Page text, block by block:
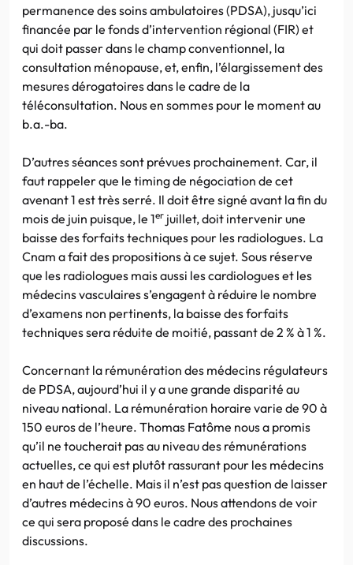
permanence des soins ambulatoires (PDSA), jusqu’ici
financée par le fonds d’intervention régional (FIR) et
qui doit passer dans le champ conventionnel, la
consultation ménopause, et, enfin, l’élargissement des
mesures dérogatoires dans le cadre de la
téléconsultation. Nous en sommes pour le moment au
b.a.-ba.
D’autres séances sont prévues prochainement. Car, il
faut rappeler que le timing de négociation de cet
avenant 1 est très serré. Il doit être signé avant la fin du
mois de juin puisque, le 1er juillet, doit intervenir une
baisse des forfaits techniques pour les radiologues. La
Cnam a fait des propositions à ce sujet. Sous réserve
que les radiologues mais aussi les cardiologues et les
médecins vasculaires s’engagent à réduire le nombre
d’examens non pertinents, la baisse des forfaits
techniques sera réduite de moitié, passant de 2 % à 1 %.
Concernant la rémunération des médecins régulateurs
de PDSA, aujourd’hui il y a une grande disparité au
niveau national. La rémunération horaire varie de 90 à
150 euros de l’heure. Thomas Fatôme nous a promis
qu’il ne toucherait pas au niveau des rémunérations
actuelles, ce qui est plutôt rassurant pour les médecins
en haut de l’échelle. Mais il n’est pas question de laisser
d’autres médecins à 90 euros. Nous attendons de voir
ce qui sera proposé dans le cadre des prochaines
discussions.